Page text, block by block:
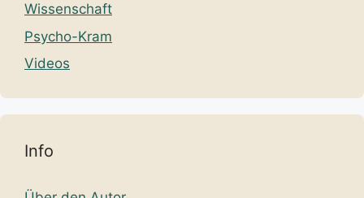
Wissenschaft
Psycho-Kram
Videos
Info